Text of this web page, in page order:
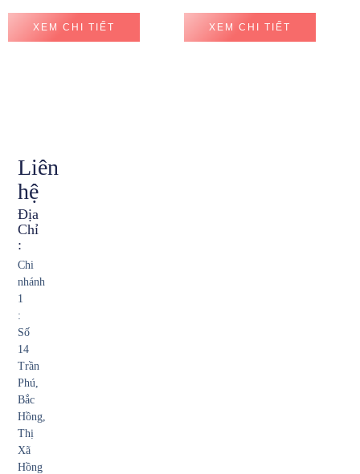
XEM CHI TIẾT XEM CHI TIẾT
Liên
hệ
Địa
Chỉ
:
Chi
nhánh
1
:
Số
14
Trần
Phú,
Bắc
Hồng,
Thị
Xã
Hồng